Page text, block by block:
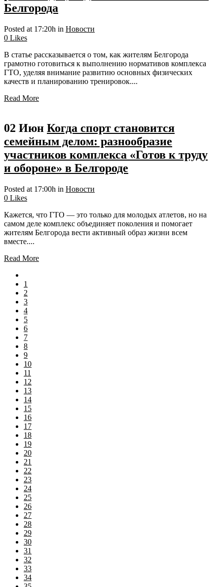
Белгорода
Posted at 17:20h in Новости
0 Likes
В статье рассказывается о том, как жителям Белгорода
грамотно готовиться к выполнению нормативов комплекса
ГТО, уделяя внимание развитию основных физических
качеств и планированию тренировок....
Read More
02 Июн Когда спорт становится
семейным делом: разнообразие
участников комплекса «Готов к труду
и обороне» в Белгороде
Posted at 17:00h in Новости
0 Likes
Кажется, что ГТО — это только для молодых атлетов, но на
самом деле комплекс объединяет поколения и помогает
жителям Белгорода вести активный образ жизни всем
вместе....
Read More
1
2
3
4
5
6
7
8
9
10
11
12
13
14
15
16
17
18
19
20
21
22
23
24
25
26
27
28
29
30
31
32
33
34